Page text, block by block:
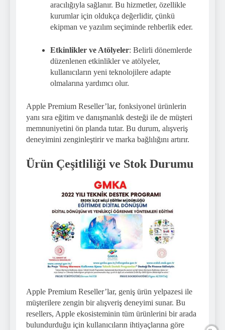
aracılığıyla sağlanır. Bu hizmetler, özellikle
kurumlar için oldukça değerlidir, çünkü
ekipman ve yazılım seçiminde rehberlik eder.
Etkinlikler ve Atölyeler: Belirli dönemlerde
düzenlenen etkinlikler ve atölyeler,
kullanıcıların yeni teknolojilere adapte
olmalarına yardımcı olur.
Apple Premium Reseller’lar, fonksiyonel ürünlerin
yanı sıra eğitim ve danışmanlık desteği ile de müşteri
memnuniyetini ön planda tutar. Bu durum, alışveriş
deneyimini zenginleştirir ve marka bağlılığını artırır.
Ürün Çeşitliliği ve Stok Durumu
Apple Premium Reseller’lar, geniş ürün yelpazesi ile
müşterilere zengin bir alışveriş deneyimi sunar. Bu
resellers, Apple ekosisteminin tüm ürünlerini bir arada
bulundurduğu için kullanıcıların ihtiyaçlarına göre